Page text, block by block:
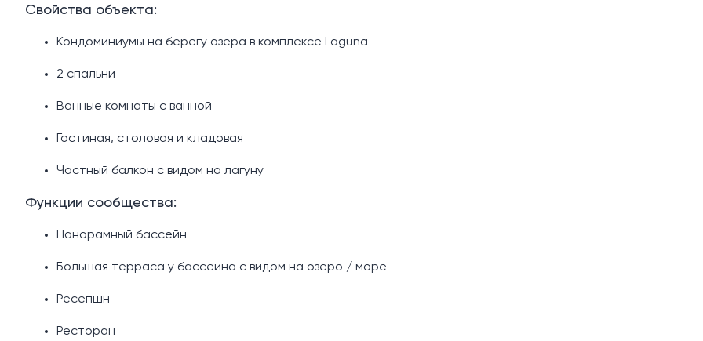
Свойства объекта:
Кондоминиумы на берегу озера в комплексе Laguna
2 ​​спальни
Ванные комнаты с ванной
Гостиная, столовая и кладовая
Частный балкон с видом на лагуну
Функции сообщества:
Панорамный бассейн
Большая терраса у бассейна с видом на озеро / море
Ресепшн
Ресторан